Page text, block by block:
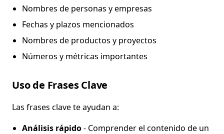
Nombres de personas y empresas
Fechas y plazos mencionados
Nombres de productos y proyectos
Números y métricas importantes
Uso de Frases Clave
Las frases clave te ayudan a:
Análisis rápido- Comprender el contenido de un